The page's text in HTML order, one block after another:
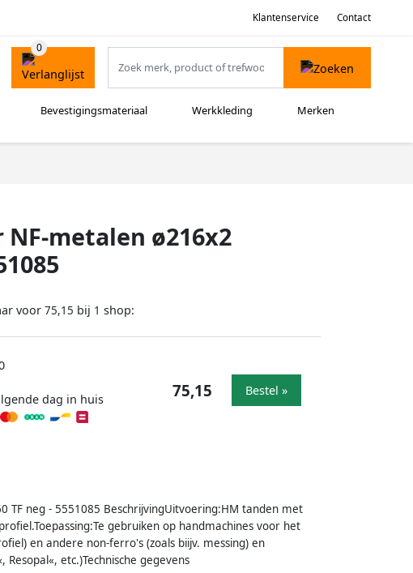
Klantenservice Contact
Bevestigingsmateriaal Werkkleding Merken
metalen ø216x2
voor 75,15 bij 1 shop:
dag in huis
75,15 Bestel »
TF neg - 5551085 BeschrijvingUitvoering:HM tanden met
gebruiken op handmachines voor het
en andere non-ferro's (zoals biijv. messing) en
etc.)Technische gegevens